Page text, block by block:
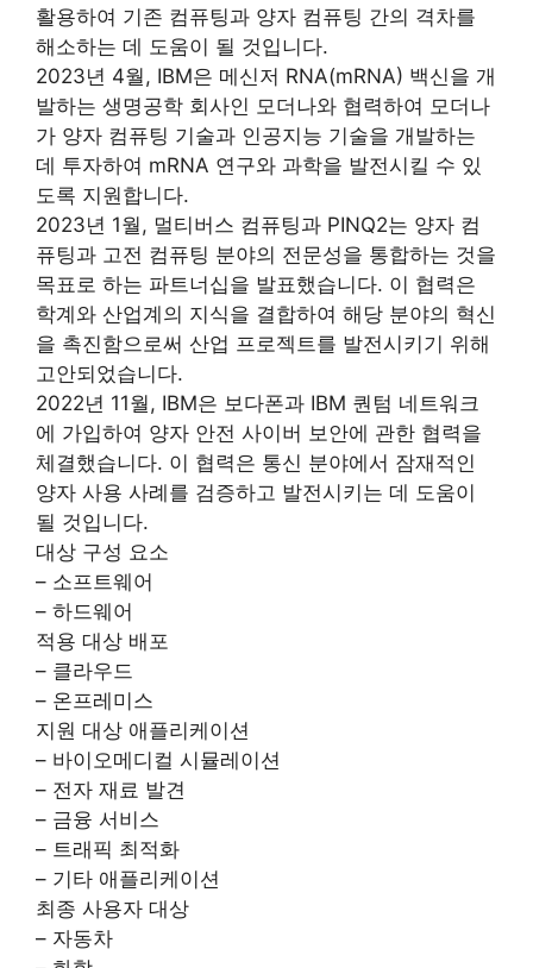
활용하여 기존 컴퓨팅과 양자 컴퓨팅 간의 격차를
해소하는 데 도움이 될 것입니다.
2023년 4월, IBM은 메신저 RNA(mRNA) 백신을 개
발하는 생명공학 회사인 모더나와 협력하여 모더나
가 양자 컴퓨팅 기술과 인공지능 기술을 개발하는
데 투자하여 mRNA 연구와 과학을 발전시킬 수 있
도록 지원합니다.
2023년 1월, 멀티버스 컴퓨팅과 PINQ2는 양자 컴
퓨팅과 고전 컴퓨팅 분야의 전문성을 통합하는 것을
목표로 하는 파트너십을 발표했습니다. 이 협력은
학계와 산업계의 지식을 결합하여 해당 분야의 혁신
을 촉진함으로써 산업 프로젝트를 발전시키기 위해
고안되었습니다.
2022년 11월, IBM은 보다폰과 IBM 퀀텀 네트워크
에 가입하여 양자 안전 사이버 보안에 관한 협력을
체결했습니다. 이 협력은 통신 분야에서 잠재적인
양자 사용 사례를 검증하고 발전시키는 데 도움이
될 것입니다.
대상 구성 요소
– 소프트웨어
– 하드웨어
적용 대상 배포
– 클라우드
– 온프레미스
지원 대상 애플리케이션
– 바이오메디컬 시뮬레이션
– 전자 재료 발견
– 금융 서비스
– 트래픽 최적화
– 기타 애플리케이션
최종 사용자 대상
– 자동차